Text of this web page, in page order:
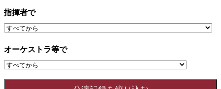
指揮者で
オーケストラ等で